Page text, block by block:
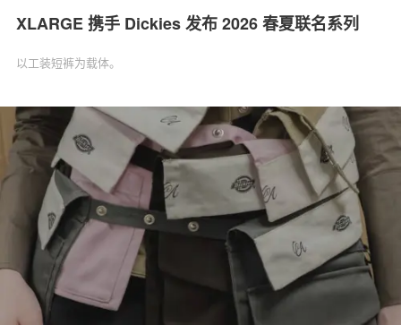
XLARGE 携手 Dickies 发布 2026 春夏联名系列
以工装短裤为载体。